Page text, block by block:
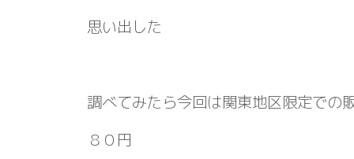
思い出した
調べてみたら今回は関東地区限定での
８０円